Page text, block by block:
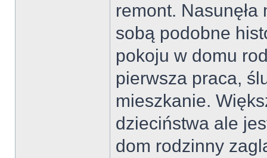
remont.
sobą podobne
pokoju w domu
pierwsza praca,
mieszkanie.
dzieciństwa ale
dom rodzinny